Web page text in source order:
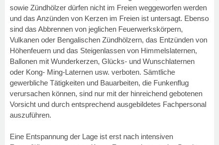
sowie Zündhölzer dürfen nicht im Freien weggeworfen werden
und das Anzünden von Kerzen im Freien ist untersagt. Ebenso
sind das Abbrennen von jeglichen Feuerwerkskörpern,
Vulkanen oder Bengalischen Zündhölzern, das Entzünden von
Höhenfeuern und das Steigenlassen von Himmelslaternen,
Ballonen mit Wunderkerzen, Glücks- und Wunschlaternen
oder Kong- Ming-Laternen usw. verboten. Sämtliche
gewerbliche Tätigkeiten und Bauarbeiten, die Funkenflug
verursachen können, sind nur mit der hinreichend gebotenen
Vorsicht und durch entsprechend ausgebildetes Fachpersonal
auszuführen.
Eine Entspannung der Lage ist erst nach intensiven